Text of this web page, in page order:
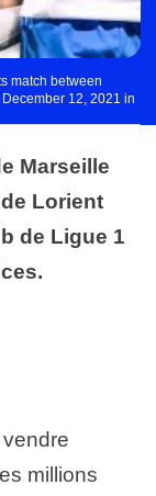
match between
12, 2021 in
Marseille
Lorient
de Ligue 1
millions